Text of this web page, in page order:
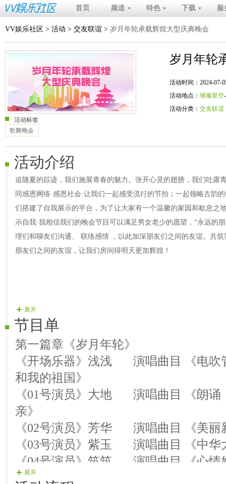
首页 频道 特色 下载 服
VV娱乐社区 > 活动 > 交友联谊 > 岁月年轮承载辉煌大型庆典晚会
岁月年轮
活动时间：2024-07-
活动地点： 璀璨星空
活动分类： 交友联谊
活动标签
歌舞晚会
活动介绍
追随夏的踪迹，我们施展青春的魅力。张开心灵的翅膀，我们吐露
同感恩网络·感恩社会·让我们一起感受流行的节拍；一起领略古韵
们搭建了自我展示的平台，为了让大家有一个温馨的家园和歇息之
示自我·我相信我们的晚会节目可以满足男女老少的愿望，“永远的
理们和聊友们沟通、 联络感情 ，以此加深朋友们之间的友谊。共
朋友们之间的友谊，让我们房间得明天更加辉煌！
展开
节目单
第一篇章《岁月年轮》
《开场乐器》浅浅 演唱曲目 《电吹
和我的祖国》
《01号演员》大地 演唱曲目 《朗诵
亲》
《02号演员》芳华 演唱曲目 《美丽
《03号演员》紫玉 演唱曲目 《中华
《04号演员》筑筑 演唱曲目 《心情
第二篇章《承载辉煌》
展开